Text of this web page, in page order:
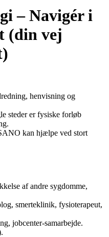
– Navigér i
(din vej
henvisning og
steder er fysiske forløb
kan hjælpe ved stort
af andre sygdomme,
smerteklinik, fysioterapeut,
jobcenter‑samarbejde.